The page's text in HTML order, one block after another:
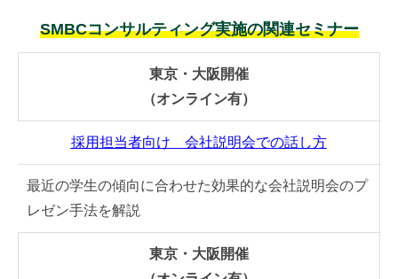
SMBCコンサルティング実施の関連セミナー
東京・大阪開催
（オンライン有）
採用担当者向け 会社説明会での話し方
最近の学生の傾向に合わせた効果的な会社説明会のプ
レゼン手法を解説
東京・大阪開催